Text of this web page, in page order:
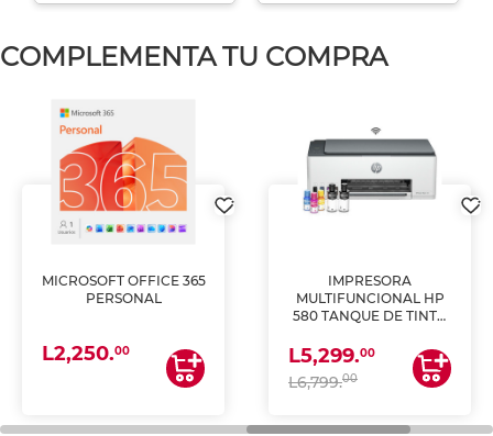
COMPLEMENTA TU COMPRA
MICROSOFT OFFICE 365
PERSONAL
L2,250.00
IMPRESORA
MULTIFUNCIONAL HP
580 TANQUE DE TINTA
ESCANEA)
L5,299.00
L6,799.00